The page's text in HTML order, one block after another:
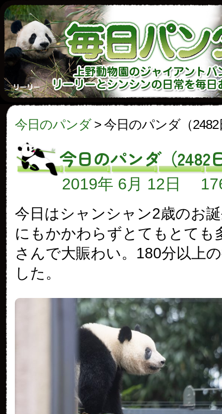
今日のパンダ> 今日のパンダ（2482
今日のパンダ（2482
2019年 6月 12日
今日はシャンシャン2歳のお
にもかかわらずとてもとても
さんで大賑わい。180分以上
した。